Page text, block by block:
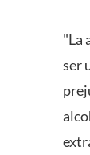
"La
ser